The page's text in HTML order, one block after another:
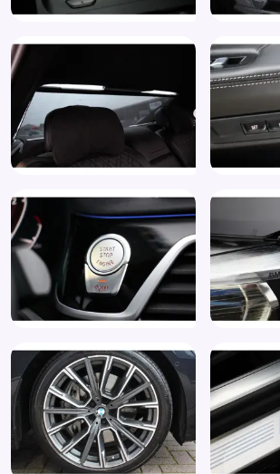
Warmtewerend glas
Zelfstandige rijstrookwissel
Zonnescherm zijruiten
Zwarte glans (piano)lak interieur